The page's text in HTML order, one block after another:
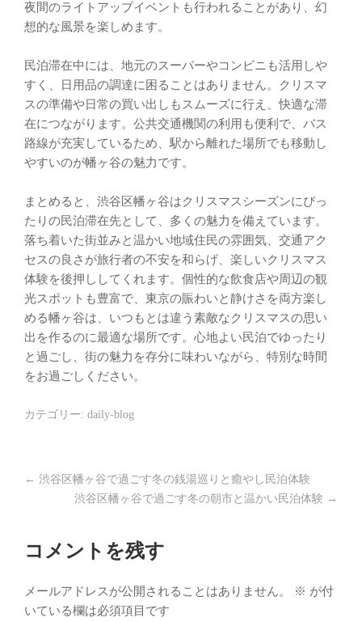
夜間のライトアップイベントも行われることがあり、幻
想的な風景を楽しめます。
民泊滞在中には、地元のスーパーやコンビニも活用しや
すく、日用品の調達に困ることはありません。クリスマ
スの準備や日常の買い出しもスムーズに行え、快適な滞
在につながります。公共交通機関の利用も便利で、バス
路線が充実しているため、駅から離れた場所でも移動し
やすいのが幡ヶ谷の魅力です。
まとめると、渋谷区幡ヶ谷はクリスマスシーズンにぴっ
たりの民泊滞在先として、多くの魅力を備えています。
落ち着いた街並みと温かい地域住民の雰囲気、交通アク
セスの良さが旅行者の不安を和らげ、楽しいクリスマス
体験を後押ししてくれます。個性的な飲食店や周辺の観
光スポットも豊富で、東京の賑わいと静けさを両方楽し
める幡ヶ谷は、いつもとは違う素敵なクリスマスの思い
出を作るのに最適な場所です。心地よい民泊でゆったり
と過ごし、街の魅力を存分に味わいながら、特別な時間
をお過ごしください。
カテゴリー: daily-blog
← 渋谷区幡ヶ谷で過ごす冬の銭湯巡りと癒やし民泊体験
渋谷区幡ヶ谷で過ごす冬の朝市と温かい民泊体験 →
コメントを残す
メールアドレスが公開されることはありません。 ※ が付
いている欄は必須項目です